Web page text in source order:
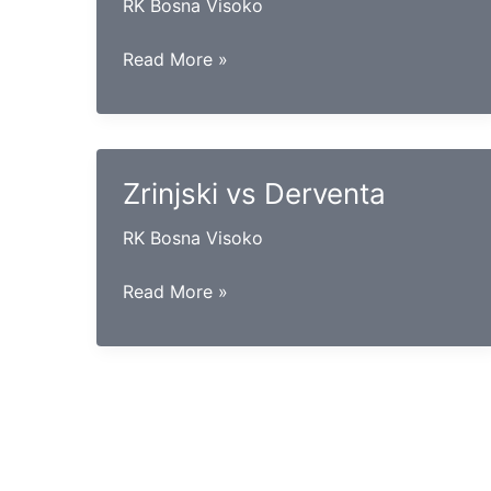
RK Bosna Visoko
Kakanj
Sloga
Read More »
Zrinjski vs Derventa
RK Bosna Visoko
Zrinjski
Derventa
Read More »